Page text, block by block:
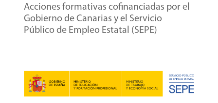
Acciones formativas cofinanciadas por el
Gobierno de Canarias y el Servicio
Público de Empleo Estatal (SEPE)